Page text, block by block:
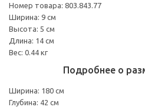
Номер товара: 803.843.77
Ширина: 9 см
Высота: 5 см
Длина: 14 см
Вес: 0.44 кг
Подробнее о
Ширина: 180 см
Глубина: 42 см